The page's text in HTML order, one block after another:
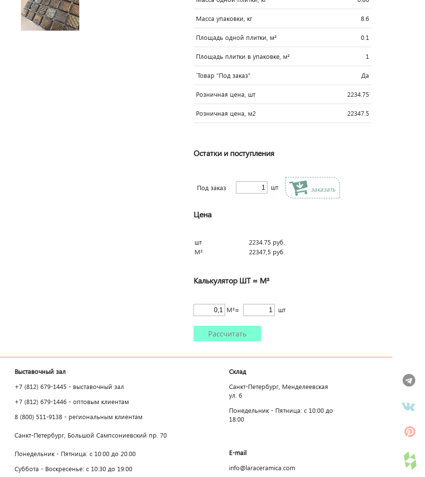
Масса упаковки, кг 8.6
Площадь одной плитки, м² 0.1
Площадь плитки в упаковке, м² 1
`Товар "Под заказ" Да
Розничная цена, шт 2234.75
Розничная цена, м2 22347.5
Остатки и поступления
Под заказ шт заказать
Цена
шт 2234.75 руб.
М²
22347,5 руб.
Калькулятор ШТ ≈ М²
М²≈ шт
Рассчитать
Выставочный зал
+7 (812) 679-1445 - выставочный зал
+7 (812) 679-1446 - оптовым клиентам
8 (800) 511-9138 - региональным клиентам
Санкт-Петербург, Большой Сампсониевский пр. 70
Понедельник - Пятница: с 10:00 до 20:00
Суббота - Воскресенье: с 10:30 до 19:00
Склад
Санкт-Петербург, Менделеевская
ул. 6
Понедельник - Пятница: c 10:00 до
18:00
E-mail
info@laraceramica.com